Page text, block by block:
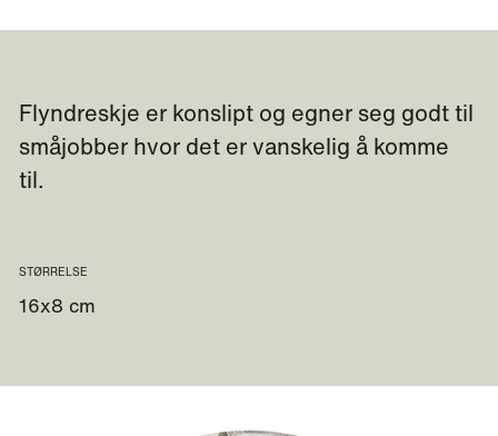
Flyndreskje er konslipt og egner seg godt til
småjobber hvor det er vanskelig å komme
til.
STØRRELSE
16x8 cm